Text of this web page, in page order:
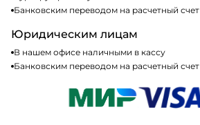
Банковским переводом на расчетный счет
Юридическим лицам
В нашем офисе наличными в кассу
Банковским переводом на расчетный счет